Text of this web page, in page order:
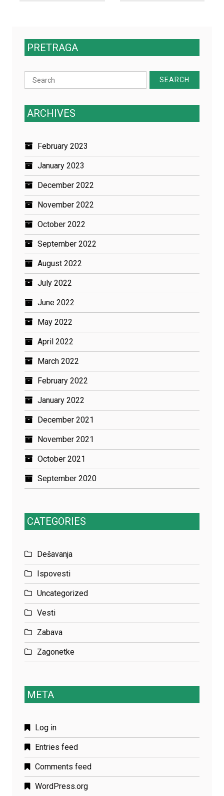
PRETRAGA
Search
for:
ARCHIVES
February 2023
January 2023
December 2022
November 2022
October 2022
September 2022
August 2022
July 2022
June 2022
May 2022
April 2022
March 2022
February 2022
January 2022
December 2021
November 2021
October 2021
September 2020
CATEGORIES
Dešavanja
Ispovesti
Uncategorized
Vesti
Zabava
Zagonetke
META
Log in
Entries feed
Comments feed
WordPress.org